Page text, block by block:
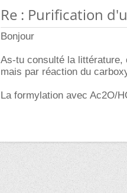
Re : Purification
Bonjour
As-tu consulté la littérature,
mais par réaction du
La formylation avec Ac2O/